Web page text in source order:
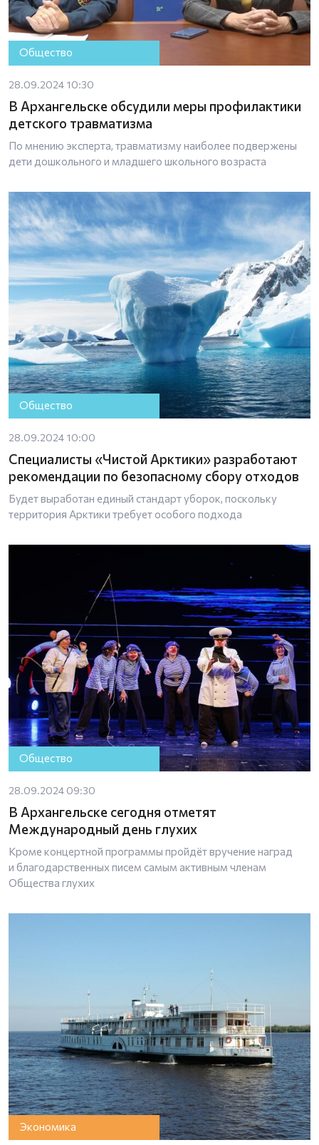
Общество
28.09.2024 10:30
В Архангельске обсудили меры профилактики
детского травматизма
По мнению эксперта, травматизму наиболее подвержены
дети дошкольного и младшего школьного возраста
Общество
28.09.2024 10:00
Специалисты «Чистой Арктики» разработают
рекомендации по безопасному сбору отходов
Будет выработан единый стандарт уборок, поскольку
территория Арктики требует особого подхода
Общество
28.09.2024 09:30
В Архангельске сегодня отметят
Международный день глухих
Кроме концертной программы пройдёт вручение наград
и благодарственных писем самым активным членам
Общества глухих
Экономика